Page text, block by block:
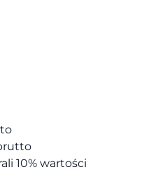
10% wartości